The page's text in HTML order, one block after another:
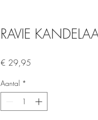
RAVIE
€ 29,95
Aantal *